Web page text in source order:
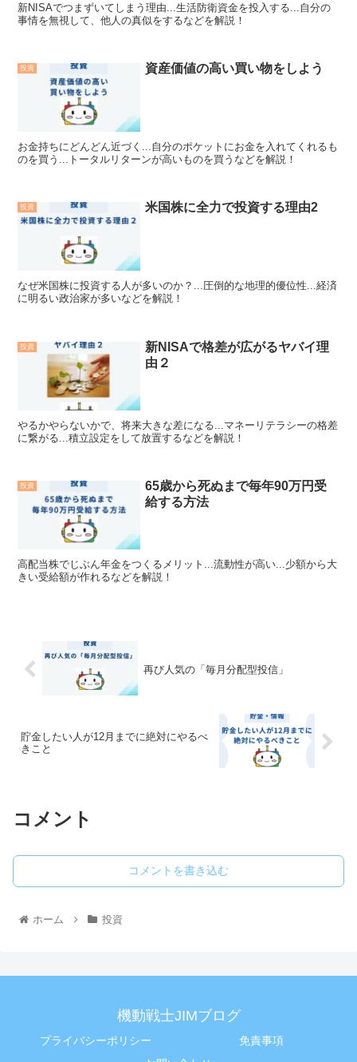
新NISAでつまずいてしまう理由...生活防衛資金を投入する...自分の
事情を無視して、他人の真似をするなどを解説！
投資 資産価値の高い買い物をしよう
お金持ちにどんどん近づく...自分のポケットにお金を入れてくれるも
のを買う...トータルリターンが高いものを買うなどを解説！
投資 米国株に全力で投資する理由2
なぜ米国株に投資する人が多いのか？...圧倒的な地理的優位性...経済
に明るい政治家が多いなどを解説！
投資
新NISAで格差が広がるヤバイ理
由２
やるかやらないかで、将来大きな差になる...マネーリテラシーの格差
に繋がる...積立設定をして放置するなどを解説！
投資
65歳から死ぬまで毎年90万円受
給する方法
高配当株でじぶん年金をつくるメリット...流動性が高い...少額から大
きい受給額が作れるなどを解説！
再び人気の「毎月分配型投信」
貯金したい人が12月までに絶対にやるべ
きこと
コメント
コメントを書き込む
ホーム 投資
機動戦士JIMブログ
プライバシーポリシー
免責事項